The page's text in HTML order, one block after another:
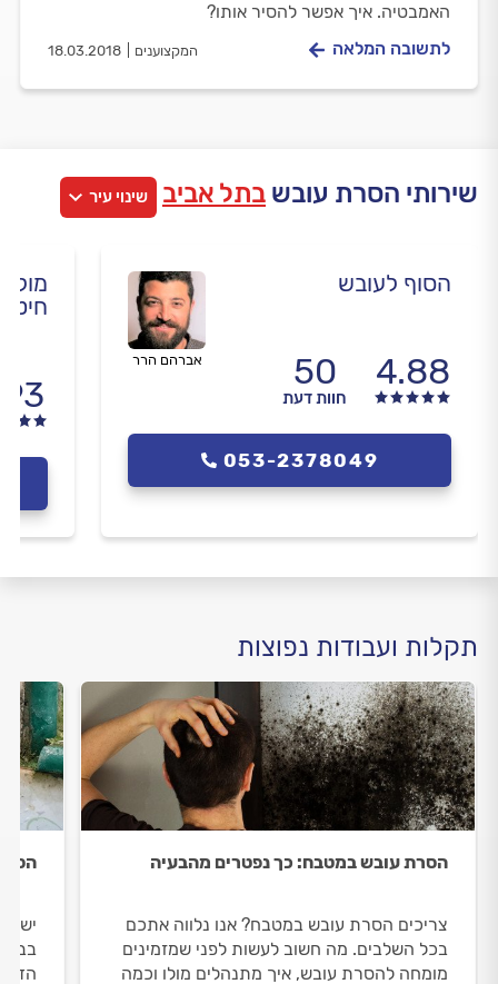
האמבטיה. איך אפשר להסיר אותו?
המקצוענים 18.03.2018 לתשובה המלאה
שירותי הסרת עובש בתל אביב שינוי עיר
הסוף לעובש
4.88
50
חוות דעת
אברהם הרר
053-2378049
תקלות ועבודות נפוצות
הסרת עובש במטבח: כך נפטרים מהבעיה
צריכים הסרת עובש במטבח? אנו נלווה אתכם
בכל השלבים. מה חשוב לעשות לפני שמזמינים
מומחה להסרת עובש, איך מתנהלים מולו וכמה
יש